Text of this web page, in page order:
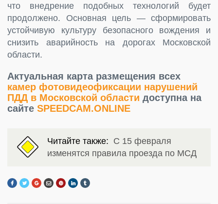
что внедрение подобных технологий будет
продолжено. Основная цель — сформировать
устойчивую культуру безопасного вождения и
снизить аварийность на дорогах Московской
области.
Актуальная карта размещения всех
камер фотовидеофиксации нарушений
ПДД в Московской области доступна на
сайте SPEEDCAM.ONLINE
Читайте также: С 15 февраля
изменятся правила проезда по МСД